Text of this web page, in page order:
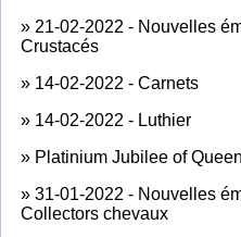
» 21-02-2022 - Nouvelles
Crustacés
» 14-02-2022 - Carnets
» 14-02-2022 - Luthier
» Platinium Jubilee of
» 31-01-2022 - Nouvelles
Collectors chevaux